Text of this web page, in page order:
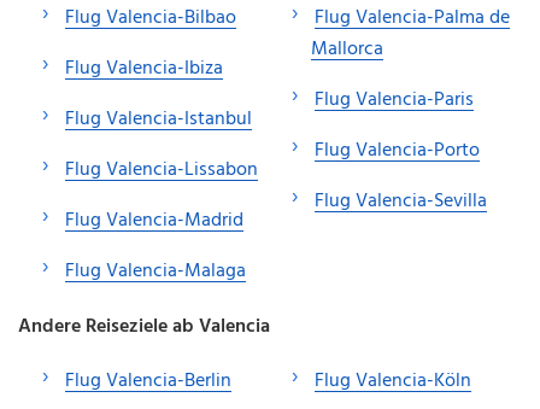
Flug Valencia-Bilbao
Flug Valencia-Ibiza
Flug Valencia-Istanbul
Flug Valencia-Lissabon
Flug Valencia-Madrid
Flug Valencia-Malaga
Flug Valencia-Palma de
Mallorca
Flug Valencia-Paris
Flug Valencia-Porto
Flug Valencia-Sevilla
Andere Reiseziele ab Valencia
Flug Valencia-Berlin
Flug Valencia-Köln